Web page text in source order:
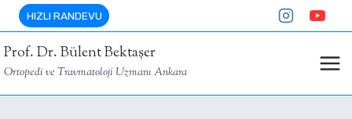
Skip
to
content
HIZLI RANDEVU
Prof. Dr. Bülent Bektaşer
Ortopedi ve Travmatoloji Uzmanı Ankara